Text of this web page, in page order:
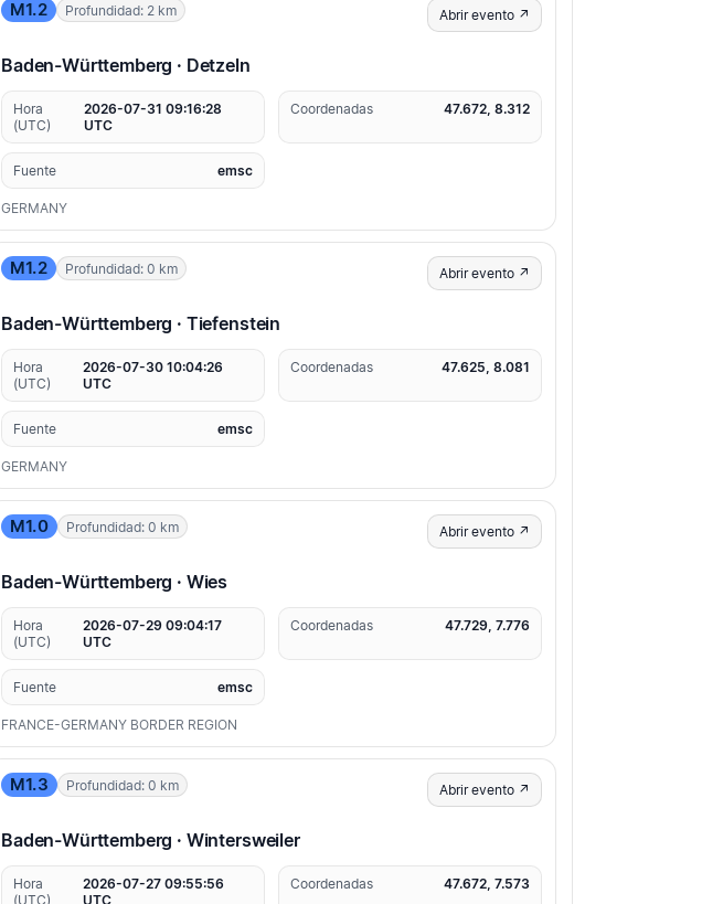
M1.2 Profundidad: 2 km Abrir evento ↗
Baden-Württemberg · Detzeln
Hora
(UTC)
2026-07-31 09:16:28
UTC
Coordenadas 47.672, 8.312
Fuente emsc
GERMANY
M1.2 Profundidad: 0 km Abrir evento ↗
Baden-Württemberg · Tiefenstein
Hora
(UTC)
2026-07-30 10:04:26
UTC
Coordenadas 47.625, 8.081
Fuente emsc
GERMANY
M1.0 Profundidad: 0 km Abrir evento ↗
Baden-Württemberg · Wies
Hora
(UTC)
2026-07-29 09:04:17
UTC
Coordenadas 47.729, 7.776
Fuente emsc
FRANCE-GERMANY BORDER REGION
M1.3 Profundidad: 0 km Abrir evento ↗
Baden-Württemberg · Wintersweiler
Hora
(UTC)
2026-07-27 09:55:56
UTC
Coordenadas 47.672, 7.573